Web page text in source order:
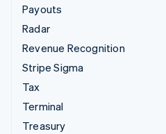
Payouts
Radar
Revenue Recognition
Stripe Sigma
Tax
Terminal
Treasury